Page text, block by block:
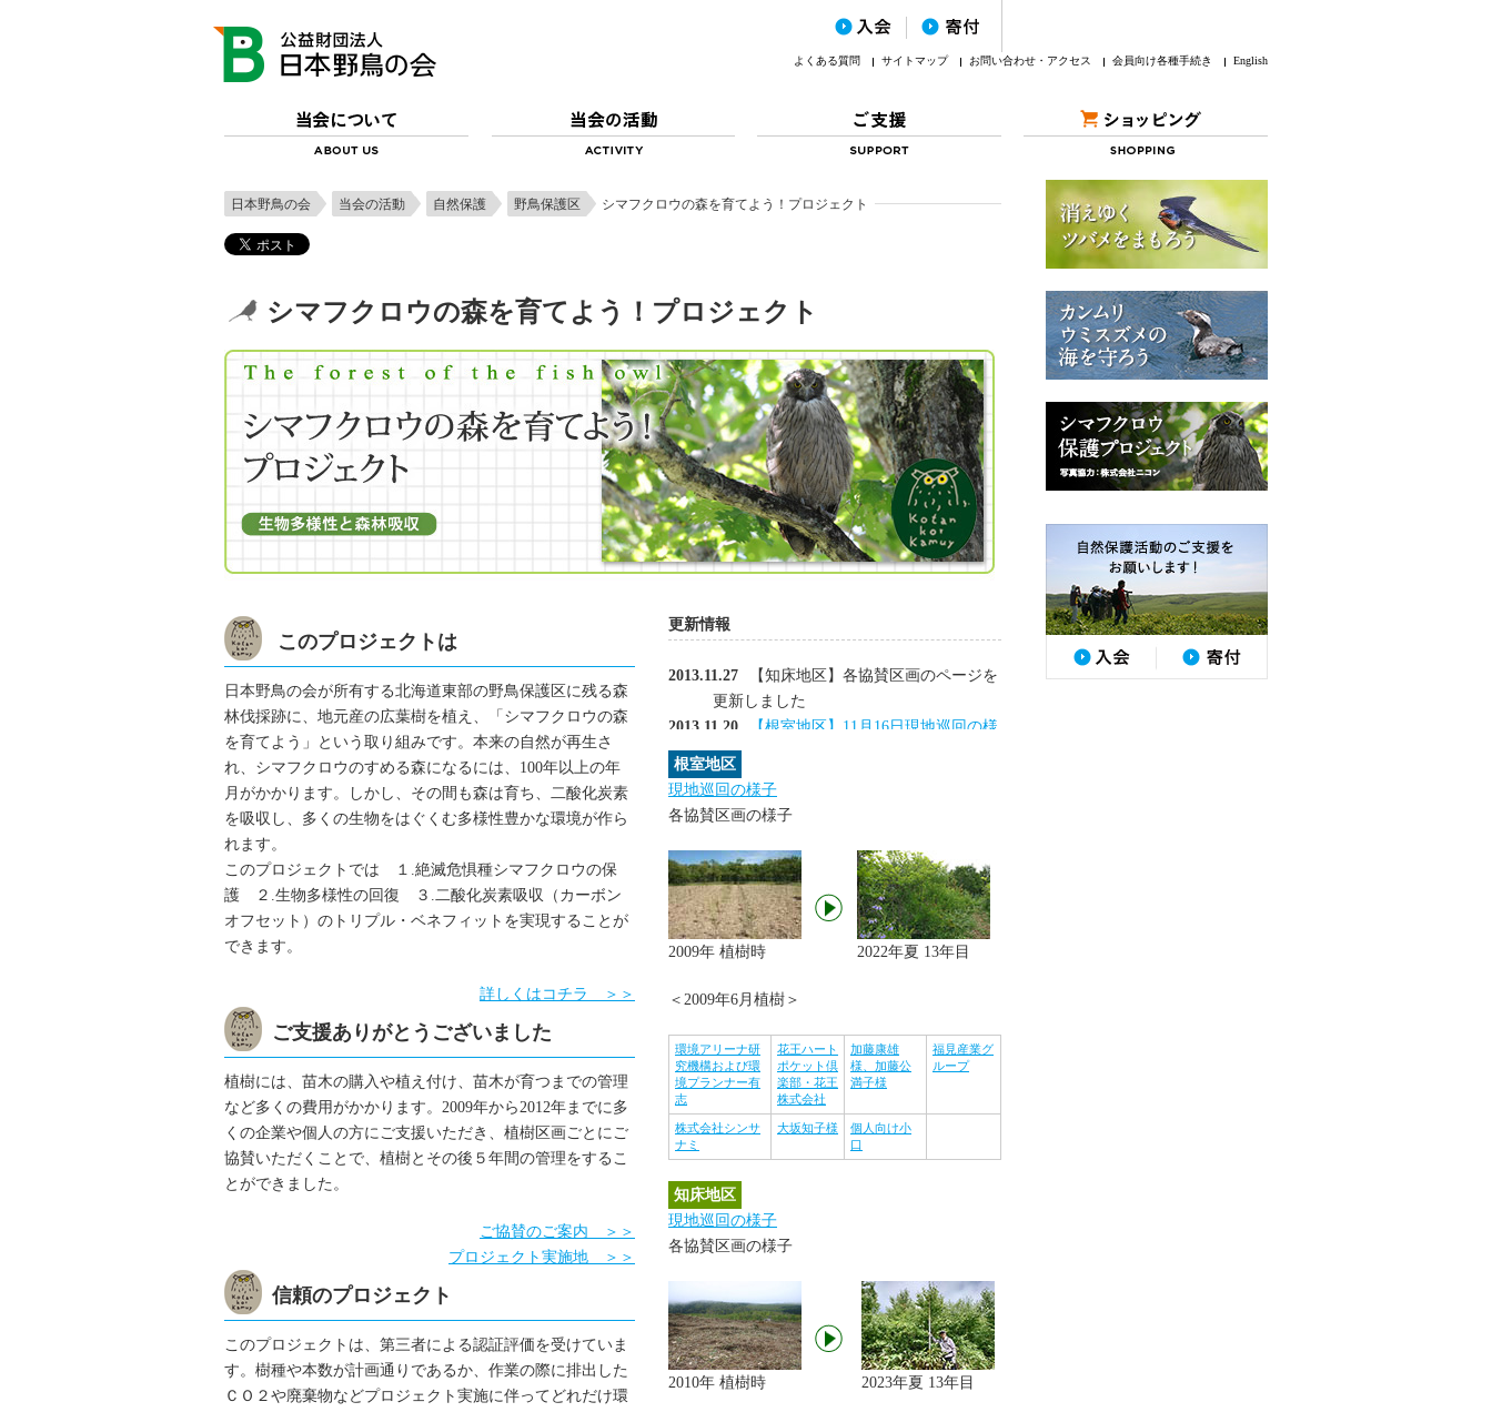
よくある質問 サイトマップ お問い合わせ・アクセス 会員向け各種手続き English
日本野鳥の会 当会の活動 自然保護 野鳥保護区 シマフクロウの森を育てよう！プロジェクト
シマフクロウの森を育てよう！プロジェクト
このプロジェクトは
日本野鳥の会が所有する北海道東部の野鳥保護区に残る森
林伐採跡に、地元産の広葉樹を植え、「シマフクロウの森
を育てよう」という取り組みです。本来の自然が再生さ
れ、シマフクロウのすめる森になるには、100年以上の年
月がかかります。しかし、その間も森は育ち、二酸化炭素
を吸収し、多くの生物をはぐくむ多様性豊かな環境が作ら
れます。
このプロジェクトでは １.絶滅危惧種シマフクロウの保
護 ２.生物多様性の回復 ３.二酸化炭素吸収（カーボン
オフセット）のトリプル・ベネフィットを実現することが
できます。
詳しくはコチラ ＞＞
ご支援ありがとうございました
植樹には、苗木の購入や植え付け、苗木が育つまでの管理
など多くの費用がかかります。2009年から2012年までに多
くの企業や個人の方にご支援いただき、植樹区画ごとにご
協賛いただくことで、植樹とその後５年間の管理をするこ
とができました。
ご協賛のご案内 ＞＞
プロジェクト実施地 ＞＞
信頼のプロジェクト
このプロジェクトは、第三者による認証評価を受けていま
す。樹種や本数が計画通りであるか、作業の際に排出した
ＣＯ２や廃棄物などプロジェクト実施に伴ってどれだけ環
更新情報
2013.11.27
【知床地区】各協賛区画のページを
更新しました
2013.11.20
【根室地区】11月16日現地巡回の様
子を掲載しました
2013.10.23
【根室地区】10月19日現地巡回の様
子を掲載しました
2013.10.23
の巡回に行ってきました
2013.10.02
【根室地区】9月21日現地巡回の様
子を掲載しました
2013.08.29
【根室地区】各協賛区画のページを
更新しました
子を掲載しました
2013.07.17
【根室地区】7月1日現地巡回の様子
を掲載しました
2013.07.03
【根室地区】6月3日現地巡回の様子
を掲載しました
2013.07.03
【根室地区】4月28日現地巡回の様
子を掲載しました
2013.06.28
子を掲載しました
2013.06.28
【知床地区】4月21日現地巡回の様
【根室地区】3月29日現地巡回の様
子を掲載しました
2013.04.04
【根室地区】1月31日現地巡回の様
子を掲載しました
2013.04.04
【根室地区】12月25日現地巡回の様
根室地区
現地巡回の様子
各協賛区画の様子
2009年 植樹時 2022年夏 13年目
＜2009年6月植樹＞
環境アリーナ研
究機構および環
境プランナー有
志
花王ハート
ポケット倶
楽部・花王
株式会社
加藤康雄
様、加藤公
満子様
福見産業グ
ループ
株式会社シンサ
ナミ
大坂知子様
個人向け小
口
知床地区
現地巡回の様子
各協賛区画の様子
2010年 植樹時 2023年夏 13年目